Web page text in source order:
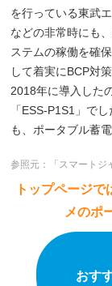
を行っている東武
などの非常時にも
ステムの稼働を確
して着実にBCP対
2018年に導入した
「ESS-P1S1」で
も、ポータブル蓄
参照元：「スマートジ
トップページ
メのポ
おす